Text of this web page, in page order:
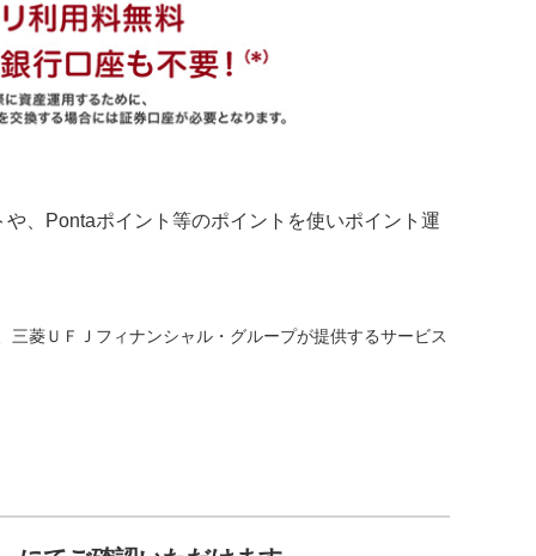
、Pontaポイント等のポイントを使いポイント運
菱ＵＦＪフィナンシャル・グループが提供するサービス